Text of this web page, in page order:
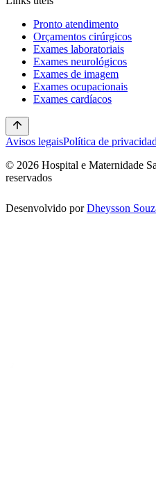
Pronto atendimento
Orçamentos cirúrgicos
Exames laboratoriais
Exames neurológicos
Exames de imagem
Exames ocupacionais
Exames cardíacos
Avisos legaisPolítica de
© 2026 Hospital e Maternidade
reservados
Desenvolvido por Dheysson